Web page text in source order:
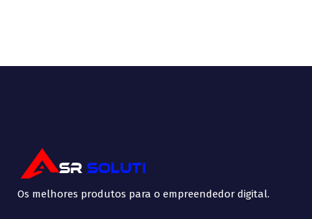
Os melhores produtos para o empreendedor digital.